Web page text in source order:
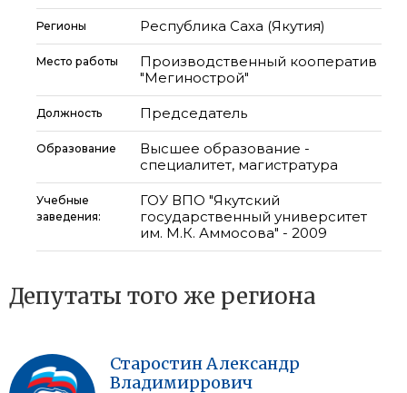
Регионы Республика Саха (Якутия)
Место работы
Производственный кооператив
"Мегинострой"
Должность Председатель
Образование
Высшее образование -
специалитет, магистратура
Учебные
заведения:
ГОУ ВПО "Якутский
государственный университет
им. М.К. Аммосова" - 2009
Депутаты того же региона
СтаростинАлександр
Владимиррович